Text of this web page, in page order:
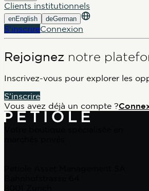
Clients institutionnels
enEnglish deGerman
S'inscrireConnexion
Rejoignez notre
Inscrivez-vous pour explorer les
S'inscrire
Vous avez déjà un compte ?